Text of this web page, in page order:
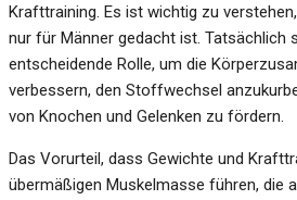
Krafttraining. Es ist wichtig zu
nur für Männer gedacht ist. Tatsächlich
entscheidende Rolle, um die
verbessern, den Stoffwechsel
von Knochen und Gelenken zu fördern.
Das Vorurteil, dass Gewichte und
übermäßigen Muskelmasse führen, die